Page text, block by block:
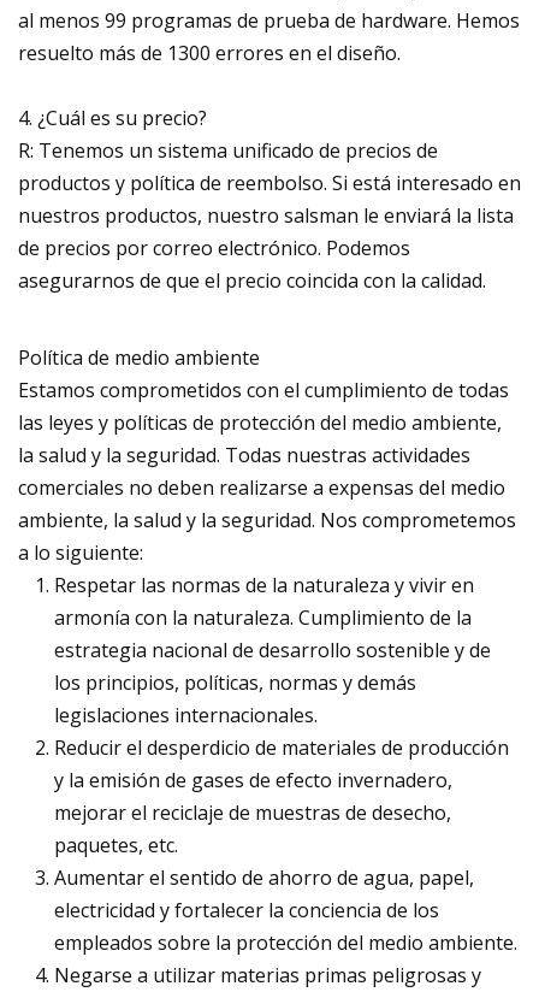
al menos 99 programas de prueba de hardware. Hemos
resuelto más de 1300 errores en el diseño.
4. ¿Cuál es su precio?
R: Tenemos un sistema unificado de precios de
productos y política de reembolso. Si está interesado en
nuestros productos, nuestro salsman le enviará la lista
de precios por correo electrónico. Podemos
asegurarnos de que el precio coincida con la calidad.
Política de medio ambiente
Estamos comprometidos con el cumplimiento de todas
las leyes y políticas de protección del medio ambiente,
la salud y la seguridad. Todas nuestras actividades
comerciales no deben realizarse a expensas del medio
ambiente, la salud y la seguridad. Nos comprometemos
a lo siguiente:
Respetar las normas de la naturaleza y vivir en
armonía con la naturaleza. Cumplimiento de la
estrategia nacional de desarrollo sostenible y de
los principios, políticas, normas y demás
legislaciones internacionales.
Reducir el desperdicio de materiales de producción
y la emisión de gases de efecto invernadero,
mejorar el reciclaje de muestras de desecho,
paquetes, etc.
Aumentar el sentido de ahorro de agua, papel,
electricidad y fortalecer la conciencia de los
empleados sobre la protección del medio ambiente.
Negarse a utilizar materias primas peligrosas y